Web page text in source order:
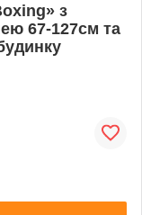
з
67-127см та